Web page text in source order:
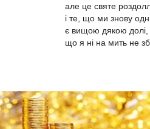
але це святе
і те, що ми знову
є вищою дякою долі,
що я ні на мить не